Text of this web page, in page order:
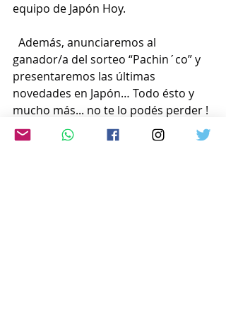
equipo de Japón Hoy.
Además, anunciaremos al
ganador/a del sorteo “Pachin´co” y
presentaremos las últimas
novedades en Japón… Todo ésto y
mucho más... no te lo podés perder !
Escuchanos en cualquier lugar del